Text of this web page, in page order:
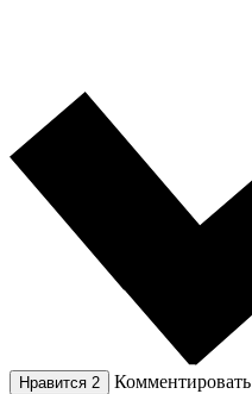
Нравится 2 Комментировать